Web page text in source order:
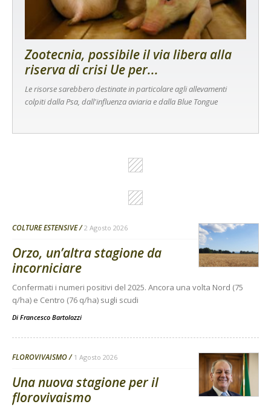
Zootecnia, possibile il via libera alla
riserva di crisi Ue per...
Le risorse sarebbero destinate in particolare agli allevamenti
colpiti dalla Psa, dall'influenza aviaria e dalla Blue Tongue
COLTURE ESTENSIVE 2 Agosto 2026
Orzo, un’altra stagione da
incorniciare
Confermati i numeri positivi del 2025. Ancora una volta Nord (75
q/ha) e Centro (76 q/ha) sugli scudi
Di Francesco Bartolozzi
FLOROVIVAISMO 1 Agosto 2026
Una nuova stagione per il
florovivaismo